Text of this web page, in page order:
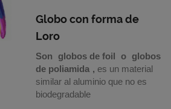
Globo con forma de
Loro
Son globos de foil o globos
de poliamida , es un material
similar al aluminio que no es
biodegradable